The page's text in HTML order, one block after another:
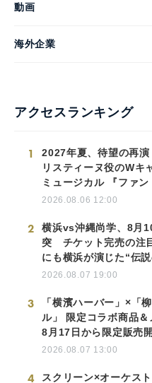
動画
海外企業
アクセスランキング
1
2027年夏、待望の再演
リスティーヌ役のWキ
ミュージカル 『ファン
2026.08.06 12:00
2
横浜vs沖縄尚学、8月
突 チケット完売の注
にも横浜が演じた“伝
2026.08.07 19:00
3
「横濱ハーバー」×「
ル」 限定コラボ商品
8月17日から限定販売
2026.08.07 13:00
4
スクリーン×オーケス